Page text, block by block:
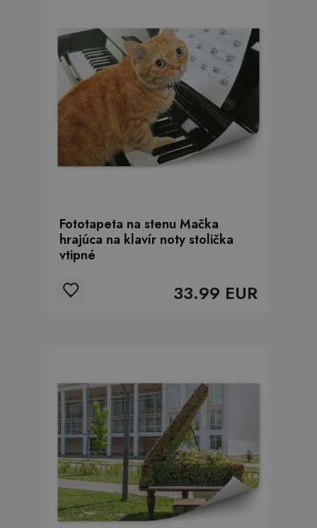
Fototapeta na stenu Mačka
hrajúca na klavír noty stolička
vtipné
33.99 EUR